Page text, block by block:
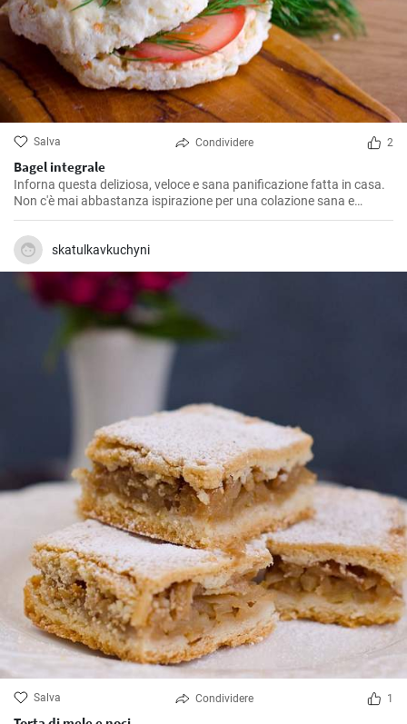
Salva Condividere 2
Bagel integrale
Inforna questa deliziosa, veloce e sana panificazione fatta in casa.
Non c'è mai abbastanza ispirazione per una colazione sana e
gustosa.
skatulkavkuchyni
Salva Condividere 1